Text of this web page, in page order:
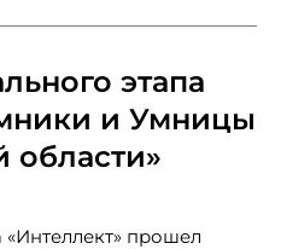
этапа
и Умницы
области»
«Интеллект» прошел